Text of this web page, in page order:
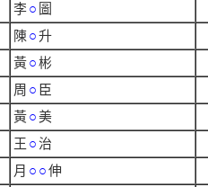
李○ 圖
陳○升
黃○彬
周 ○ 臣
黃○美
王 ○治
月 ○○伸